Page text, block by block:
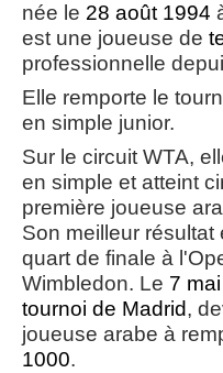
née le 28 août 1994
est une joueuse de
professionnelle
Elle remporte le
en simple junior.
Sur le circuit WTA,
en simple et atteint
première joueuse
Son meilleur
quart de finale à
Wimbledon. Le 7 mai
tournoi de Madrid,
joueuse arabe à
1000.